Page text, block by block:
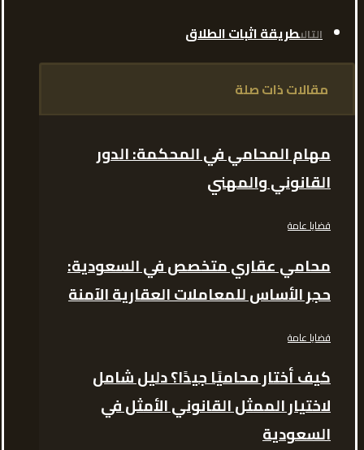
التالىطريقة اثبات الطلاق
مقالات ذات صلة
مهام المحامي في المحكمة: الدور
القانوني والمهني
قضايا عامة
محامي عقاري متخصص في السعودية:
حجر الأساس للمعاملات العقارية الآمنة
قضايا عامة
كيف أختار محاميًا جيدًا؟ دليل شامل
لاختيار الممثل القانوني الأمثل في
السعودية